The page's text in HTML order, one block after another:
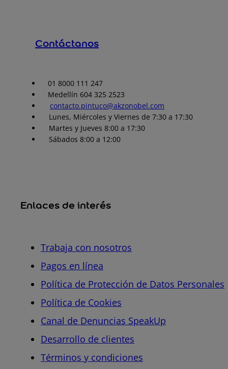
Contáctanos
01 8000 111 247
Medellín 604 325 2523
contacto.pintuco@akzonobel.com
Lunes, Miércoles y Viernes de 7:30 a 17:30
Martes y Jueves 8:00 a 17:30
Sábados 8:00 a 12:00
Enlaces de interés
Trabaja con nosotros
Pagos en línea
Política de Protección de Datos Personales
Política de Cookies
Canal de Denuncias SpeakUp
Desarrollo de clientes
Términos y condiciones